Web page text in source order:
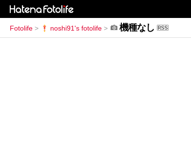
Fotolife > noshi91's fotolife > 機種なし